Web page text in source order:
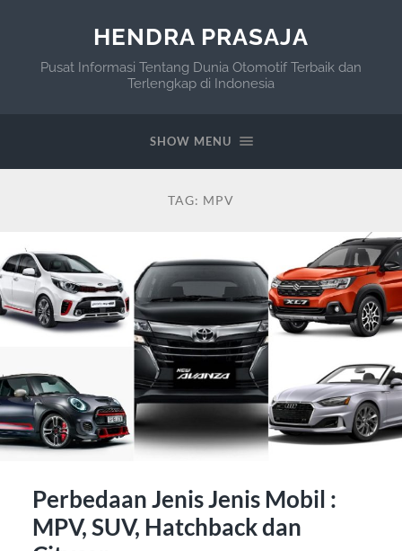
HENDRA PRASAJA
Pusat Informasi Tentang Dunia Otomotif Terbaik dan
Terlengkap di Indonesia
SHOW MENU
TAG: MPV
Perbedaan Jenis Jenis Mobil :
MPV, SUV, Hatchback dan